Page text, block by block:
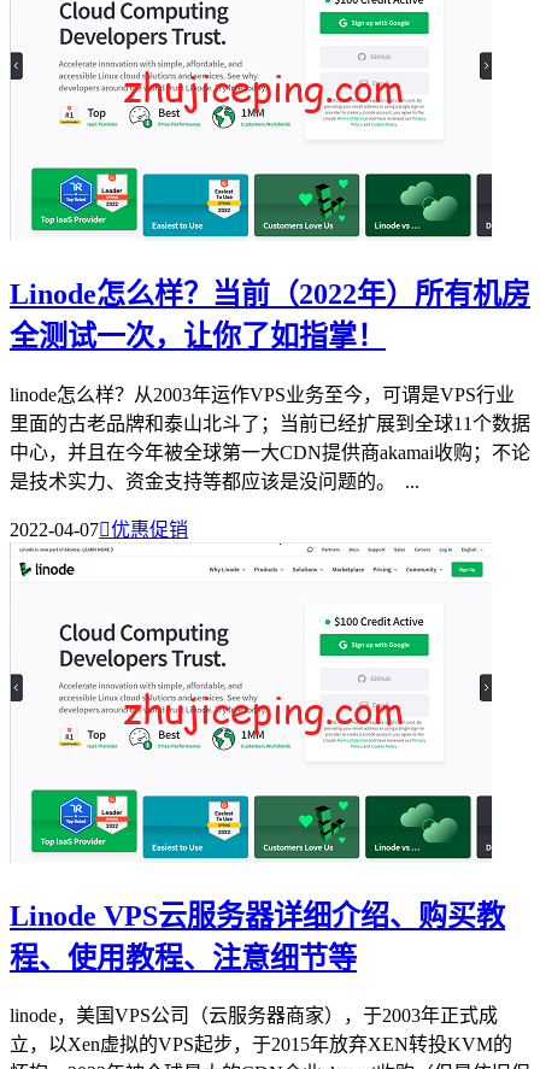
Linode怎么样？当前（2022年）所有机房
全测试一次，让你了如指掌！
linode怎么样？从2003年运作VPS业务至今，可谓是VPS行业
里面的古老品牌和泰山北斗了；当前已经扩展到全球11个数据
中心，并且在今年被全球第一大CDN提供商akamai收购；不论
是技术实力、资金支持等都应该是没问题的。 ...
2022-04-07优惠促销
Linode VPS云服务器详细介绍、购买教
程、使用教程、注意细节等
linode，美国VPS公司（云服务器商家），于2003年正式成
立，以Xen虚拟的VPS起步，于2015年放弃XEN转投KVM的